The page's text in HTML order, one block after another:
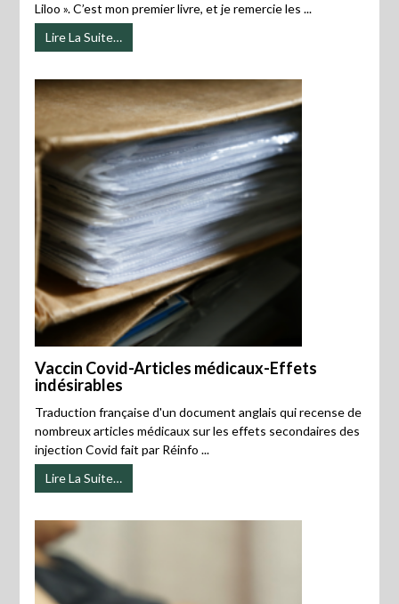
Liloo ». C’est mon premier livre, et je remercie les ...
Lire La Suite…
Vaccin Covid-Articles médicaux-Effets
indésirables
Traduction française d'un document anglais qui recense de
nombreux articles médicaux sur les effets secondaires des
injection Covid fait par Réinfo ...
Lire La Suite…